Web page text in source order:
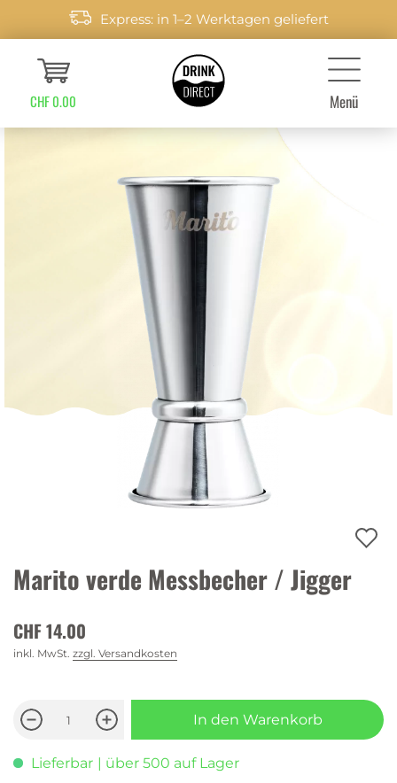
Express: in 1–2 Werktagen geliefert
CHF 0.00 Menü
Marito verde Messbecher / Jigger
CHF 14.00
inkl. MwSt. zzgl. Versandkosten
In den Warenkorb
Lieferbar | über 500 auf Lager